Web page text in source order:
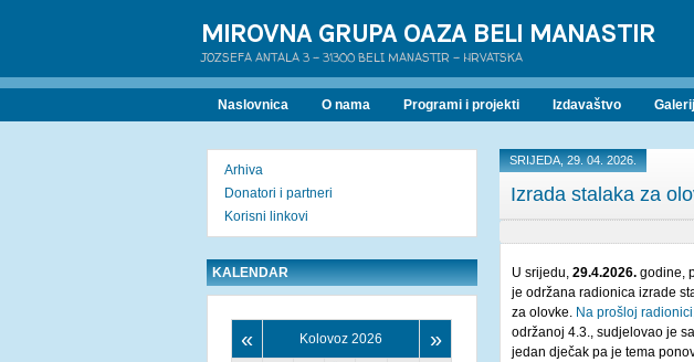
MIROVNA GRUPA OAZA BELI MANASTIR
JOZSEFA ANTALA 3 - 31300 BELI MANASTIR - HRVATSKA
Naslovnica O nama Programi i projekti Izdavaštvo
SRIJEDA, 29. 04. 2026.
Izrada stalaka za
U srijedu, 29.4.2026.godine,
je održana radionica izrade
za olovke. Na prošloj radionici
održanoj 4.3., sudjelovao je
jedan dječak pa je tema
Arhiva
Donatori i partneri
Korisni linkovi
KALENDAR
« Kolovoz 2026 »